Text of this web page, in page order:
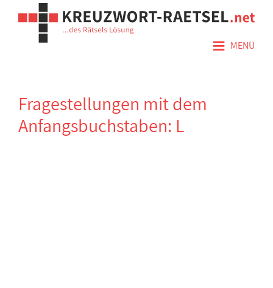
≡ MENÜ
Fragestellungen mit dem
Anfangsbuchstaben: L